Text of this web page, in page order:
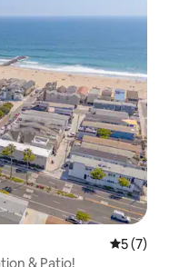
5 (7)
& Patio!